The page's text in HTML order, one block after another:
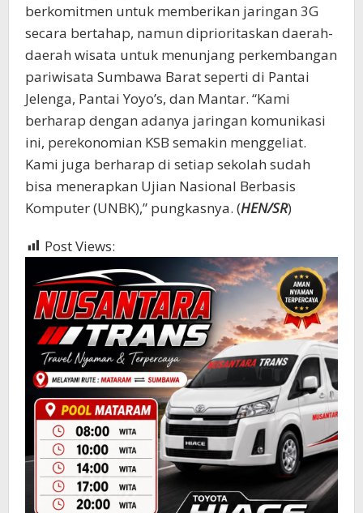
berkomitmen untuk memberikan jaringan 3G
secara bertahap, namun diprioritaskan daerah-
daerah wisata untuk menunjang perkembangan
pariwisata Sumbawa Barat seperti di Pantai
Jelenga, Pantai Yoyo’s, dan Mantar. “Kami
berharap dengan adanya jaringan komunikasi
ini, perekonomian KSB semakin menggeliat.
Kami juga berharap di setiap sekolah sudah
bisa menerapkan Ujian Nasional Berbasis
Komputer (UNBK),” pungkasnya. (HEN/SR)
Post Views: